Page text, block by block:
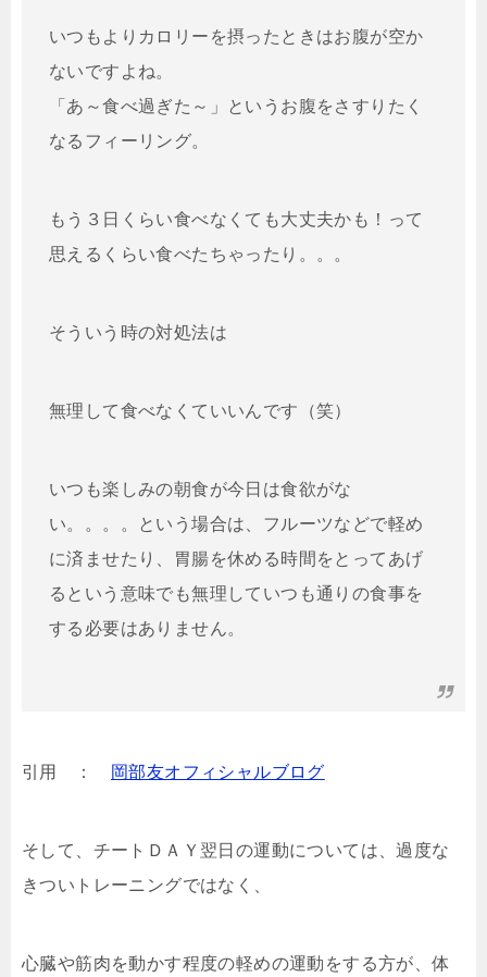
いつもよりカロリーを摂ったときはお腹が空か
ないですよね。
「あ～食べ過ぎた～」というお腹をさすりたく
なるフィーリング。
もう３日くらい食べなくても大丈夫かも！って
思えるくらい食べたちゃったり。。。
そういう時の対処法は
無理して食べなくていいんです（笑）
いつも楽しみの朝食が今日は食欲がな
い。。。。という場合は、フルーツなどで軽め
に済ませたり、胃腸を休める時間をとってあげ
るという意味でも無理していつも通りの食事を
する必要はありません。
引用 ： 岡部友オフィシャルブログ
そして、チートＤＡＹ翌日の運動については、過度な
きついトレーニングではなく、
心臓や筋肉を動かす程度の軽めの運動をする方が、体